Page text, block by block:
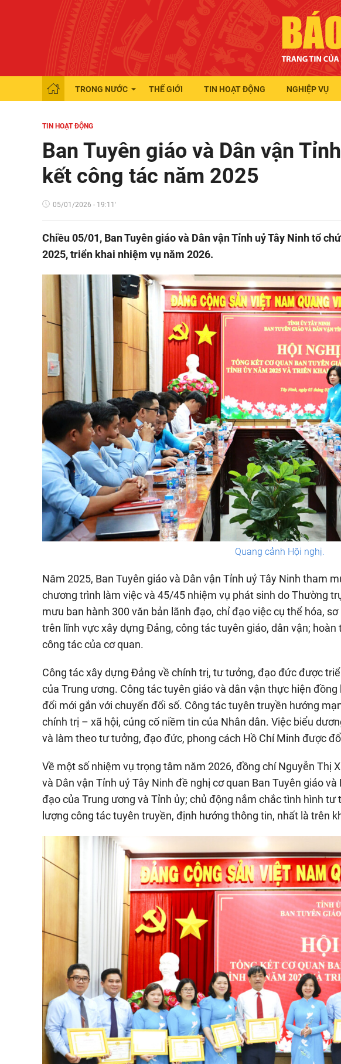
TRONG NƯỚC THẾ GIỚI TIN HOẠT ĐỘNG NGHIỆP VỤ
TIN HOẠT ĐỘNG
Ban Tuyên giáo và Dân vận
kết công tác năm 2025
05/01/2026 - 19:11'
Chiều 05/01, Ban Tuyên giáo và Dân vận Tỉnh uỷ Tây Ninh tổ
2025, triển khai nhiệm vụ năm 2026.
Quang cảnh Hội nghị.
Năm 2025, Ban Tuyên giáo và Dân vận Tỉnh uỷ Tây Ninh tham
chương trình làm việc và 45/45 nhiệm vụ phát sinh do Thường
mưu ban hành 300 văn bản lãnh đạo, chỉ đạo việc cụ thể hóa,
trên lĩnh vực xây dựng Đảng, công tác tuyên giáo, dân vận;
công tác của cơ quan.
Công tác xây dựng Đảng về chính trị, tư tưởng, đạo đức được
của Trung ương. Công tác tuyên giáo và dân vận thực hiện
đổi mới gắn với chuyển đổi số. Công tác tuyên truyền hướng
chính trị – xã hội, củng cố niềm tin của Nhân dân. Việc biểu
và làm theo tư tưởng, đạo đức, phong cách Hồ Chí Minh được
Về một số nhiệm vụ trọng tâm năm 2026, đồng chí Nguyễn Thị
và Dân vận Tỉnh uỷ Tây Ninh đề nghị cơ quan Ban Tuyên giáo
đạo của Trung ương và Tỉnh ủy; chủ động nắm chắc tình hình
lượng công tác tuyên truyền, định hướng thông tin, nhất là trên